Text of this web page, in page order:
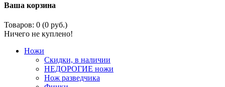
Ваша корзина
Товаров: 0 (0 руб.)
Ничего не куплено!
Ножи
Скидки, в наличии
НЕДОРОГИЕ ножи
Нож разведчика